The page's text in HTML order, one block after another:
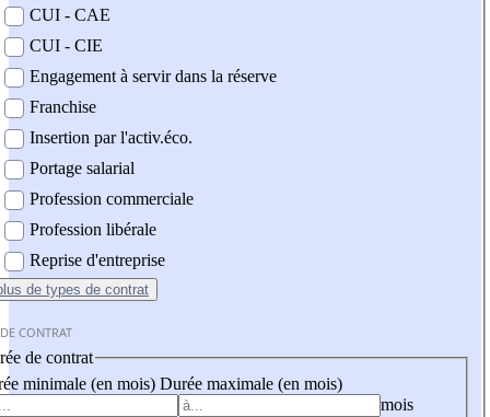
CUI - CAE
CUI - CIE
Engagement à servir dans la réserve
Franchise
Insertion par l'activ.éco.
Portage salarial
Profession commerciale
Profession libérale
Reprise d'entreprise
de types de contrat
CONTRAT
de contrat
minimale (en mois) Durée maximale (en mois)
mois